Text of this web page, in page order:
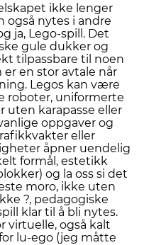
ikke lenger
også nytes i andre
ja, Lego-spill. Det
gule dukker og
tilpassbare til noen
en stor avtale når
Legos kan være
roboter, uniformerte
uten karapasse eller
oppgaver og
eller
åpner uendelig
formål, estetikk
og la oss si det
moro, ikke uten
?, pedagogiske
klar til å bli nytes.
virtuelle, også kalt
lu-ego (jeg måtte